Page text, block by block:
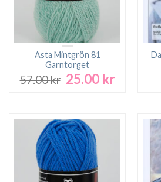
Asta Mintgrön 81
Garntorget
57.00kr Det
57.00 kr.
25.00 krDet
25.00 kr.